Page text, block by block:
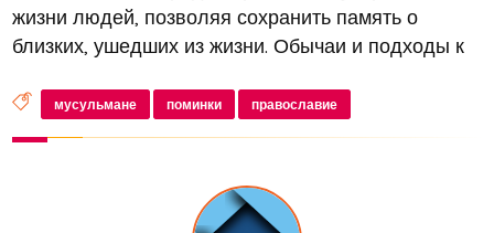
жизни людей, позволяя сохранить память о
близких, ушедших из жизни. Обычаи и подходы к
различаться в зависимости от религиозной
принадлежности. В этой статье мы рассмотрим,...
мусульмане поминки православие